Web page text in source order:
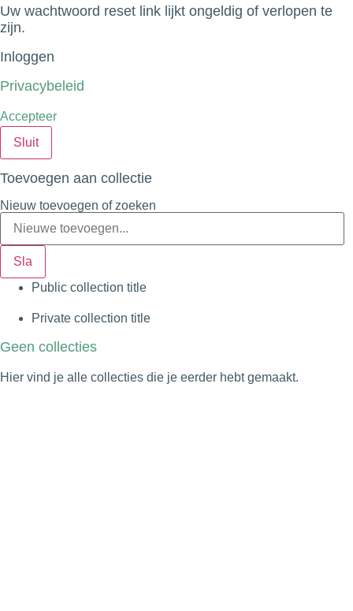
Uw wachtwoord reset link lijkt ongeldig of verlopen te
zijn.
Inloggen
Privacybeleid
Accepteer
Sluit
Toevoegen aan collectie
Nieuw toevoegen of zoeken
Public collection title
Private collection title
Geen collecties
Hier vind je alle collecties die je eerder hebt gemaakt.